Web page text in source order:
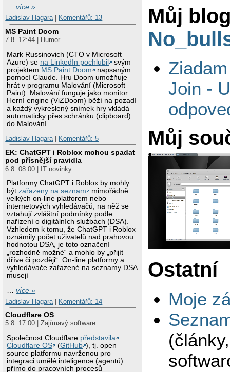
…více »
Ladislav Hagara| Komentářů: 13
MS Paint Doom
7.8. 12:44 | Humor
Mark Russinovich (CTO v Microsoft
Azure) se na LinkedIn pochlubil
svým
projektem MS Paint Doom
napsaným
pomocí Claude. Hru Doom umožňuje
hrát v programu Malování (Microsoft
Paint). Malování funguje jako monitor.
Herní engine (ViZDoom) běží na pozadí
a každý vykreslený snímek hry vkládá
automaticky přes schránku (clipboard)
do Malování.
Ladislav Hagara| Komentářů: 5
EK: ChatGPT i Roblox mohou spadat
pod přísnější pravidla
6.8. 08:00 | IT novinky
Platformy ChatGPT i Roblox by mohly
býtzařazeny na seznam
mimořádně
velkých on-line platforem nebo
internetových vyhledávačů, na něž se
vztahují zvláštní podmínky podle
nařízení o digitálních službách (DSA).
Vzhledem k tomu, že ChatGPT i Roblox
oznámily počet uživatelů nad prahovou
hodnotou DSA, je toto označení
„rozhodně možné“ a mohlo by „přijít
dříve či později“. On-line platformy a
vyhledávače zařazené na seznamy DSA
musejí
…více »
Ladislav Hagara | Komentářů: 14
Cloudflare OS
5.8. 17:00 | Zajímavý software
Společnost Cloudflare představila
Cloudflare OS
(GitHub ), tj. open
source platformu navrženou pro
integraci umělé inteligence (agentů)
přímo do pracovních procesů
Můj
Join -
Můj
Ostatní
Moje